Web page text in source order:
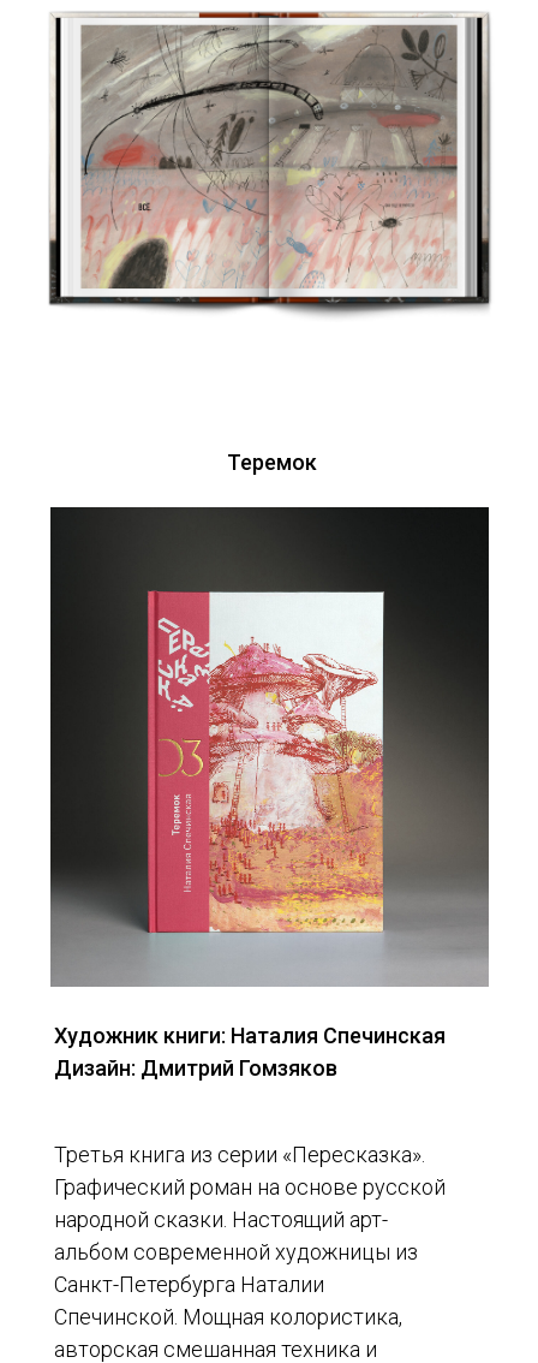
Теремок
Художник книги: Наталия Спечинская
Дизайн: Дмитрий Гомзяков
Третья книга из серии «Пересказка».
Графический роман на основе русской
народной сказки. Настоящий арт-
альбом современной художницы из
Санкт-Петербурга Наталии
Спечинской. Мощная колористика,
авторская смешанная техника и